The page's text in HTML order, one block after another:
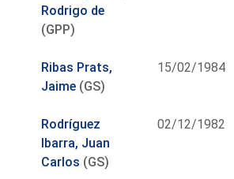
Rodrigo de
(GPP)
Ribas Prats,
Jaime (GS)
15/02/1984
Rodríguez
Ibarra, Juan
Carlos (GS)
02/12/1982